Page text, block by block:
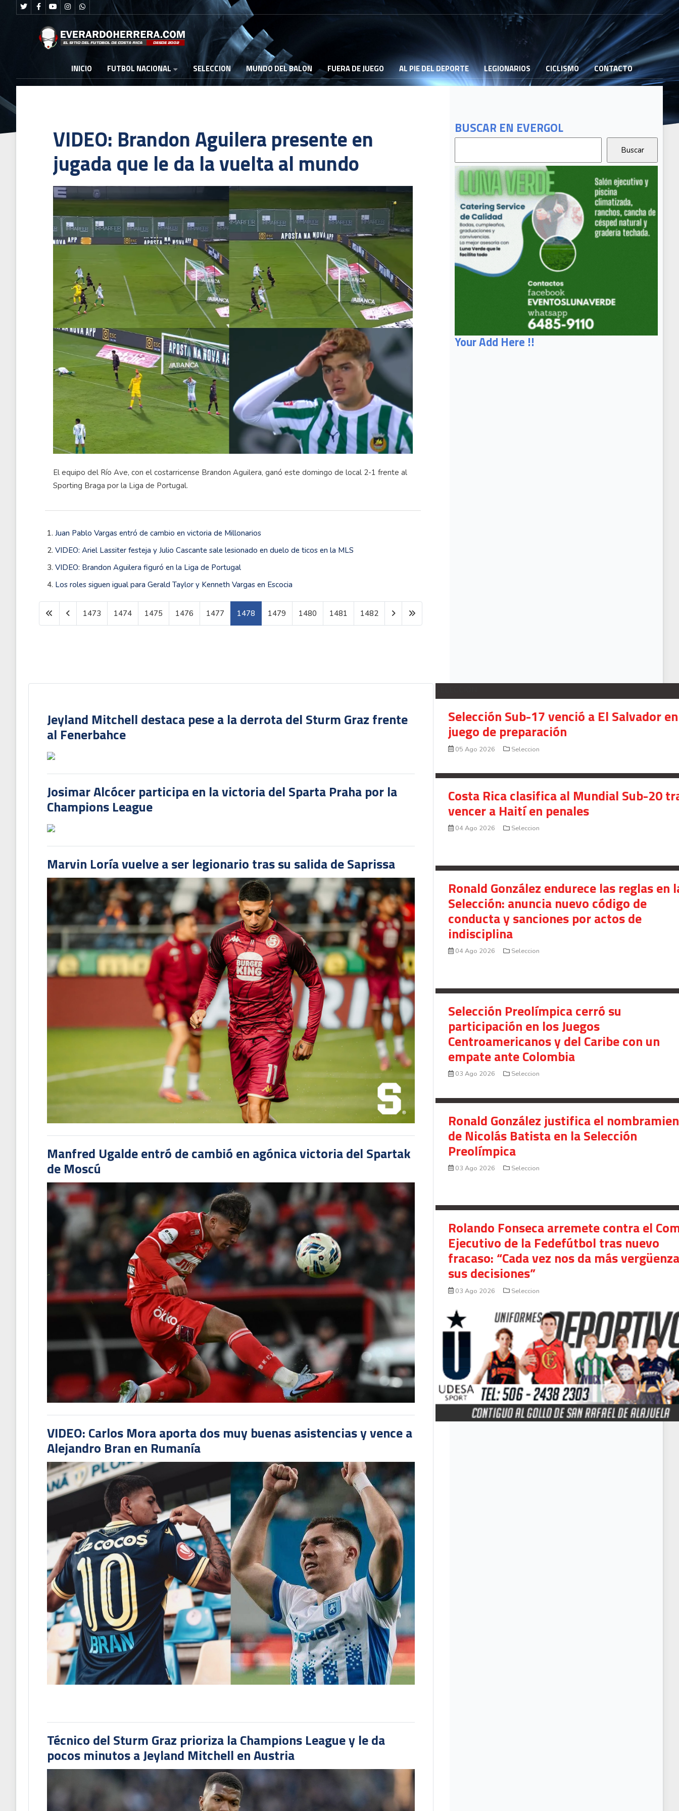
INICIO FUTBOL NACIONAL SELECCION MUNDO DEL BALON FUERA DE JUEGO AL PIE DEL DEPORTE LEGIONARIOS CICLISMO CONTACTO
BUSCAR EN EVERGOL
Your Add Here !!
VIDEO: Brandon Aguilera presente en
jugada que le da la vuelta al mundo
El equipo del Río Ave, con el costarricense Brandon Aguilera, ganó este domingo de local 2-1 frente al
Sporting Braga por la Liga de Portugal.
Juan Pablo Vargas entró de cambio en victoria de Millonarios
VIDEO: Ariel Lassiter festeja y Julio Cascante sale lesionado en duelo de ticos en la MLS
VIDEO: Brandon Aguilera figuró en la Liga de Portugal
Los roles siguen igual para Gerald Taylor y Kenneth Vargas en Escocia
Página 1478 de 1599
1473 1474 1475 1476 1477 1478 1479 1480 1481 1482
Jeyland Mitchell destaca pese a la derrota del Sturm Graz frente
al Fenerbahce
Josimar Alcócer participa en la victoria del Sparta Praha por la
Champions League
Marvin Loría vuelve a ser legionario tras su salida de Saprissa
Manfred Ugalde entró de cambió en agónica victoria del Spartak
de Moscú
VIDEO: Carlos Mora aporta dos muy buenas asistencias y vence a
Alejandro Bran en Rumanía
Técnico del Sturm Graz prioriza la Champions League y le da
pocos minutos a Jeyland Mitchell en Austria
Selección Sub-17 venció a El Salvador en
juego de preparación
05 Ago 2026 Seleccion
Costa Rica clasifica al Mundial Sub-20
vencer a Haití en penales
04 Ago 2026 Seleccion
Ronald González endurece las reglas en
Selección: anuncia nuevo código de
conducta y sanciones por actos de
indisciplina
04 Ago 2026 Seleccion
Selección Preolímpica cerró su
participación en los Juegos
Centroamericanos y del Caribe con un
empate ante Colombia
03 Ago 2026 Seleccion
Ronald González justifica el
de Nicolás Batista en la Selección
Preolímpica
03 Ago 2026 Seleccion
Rolando Fonseca arremete contra el
Ejecutivo de la Fedefútbol tras nuevo
fracaso: “Cada vez nos da más vergüenza
sus decisiones”
03 Ago 2026 Seleccion